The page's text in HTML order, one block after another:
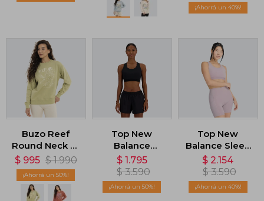
40
Buzo Reef
Round Neck W
- Verde
$ 995 $ 1.990
50
Top New
Balance
Medium
Support
Pocket -
Negro
$ 1.795
$ 3.590
50
Top New
Balance Sleek
- Violeta
$ 2.154
$ 3.590
40